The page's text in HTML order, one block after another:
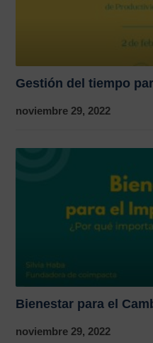
Gestión del tiempo
noviembre 29, 2022
Bienestar para el
noviembre 29, 2022